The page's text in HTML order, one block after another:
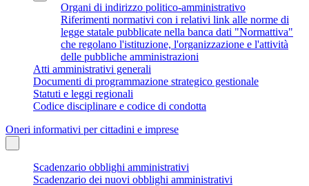
Organi di indirizzo politico-amministrativo
Riferimenti normativi con i relativi link alle norme di
legge statale pubblicate nella banca dati "Normattiva"
che regolano l'istituzione, l'organizzazione e l'attività
delle pubbliche amministrazioni
Atti amministrativi generali
Documenti di programmazione strategico gestionale
Statuti e leggi regionali
Codice disciplinare e codice di condotta
Oneri informativi per cittadini e imprese
Scadenzario obblighi amministrativi
Scadenzario dei nuovi obblighi amministrativi